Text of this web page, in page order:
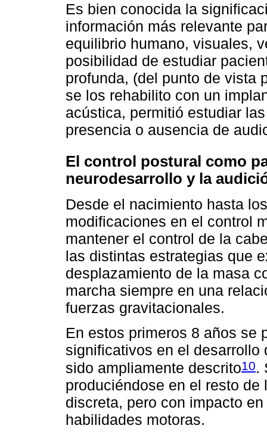
Es bien conocida la
información más relevante
equilibrio humano, visuales,
posibilidad de estudiar
profunda, (del punto de vista
se los rehabilito con un
acústica, permitió estudiar
presencia o ausencia de
El control postural como
neurodesarrollo y la
Desde el nacimiento hasta
modificaciones en el control
mantener el control de la
las distintas estrategias que
desplazamiento de la masa
marcha siempre en una
fuerzas gravitacionales.
En estos primeros 8 años se
significativos en el desarrollo
sido ampliamente descrito10.
produciéndose en el resto
discreta, pero con impacto
habilidades motoras.